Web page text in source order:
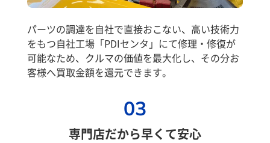
パーツの調達を自社で直接おこない、高い技術力
をもつ自社工場「PDIセンタ」にて修理・修復が
可能なため、クルマの価値を最大化し、その分お
客様へ買取金額を還元できます。
03
専門店だから早くて安心